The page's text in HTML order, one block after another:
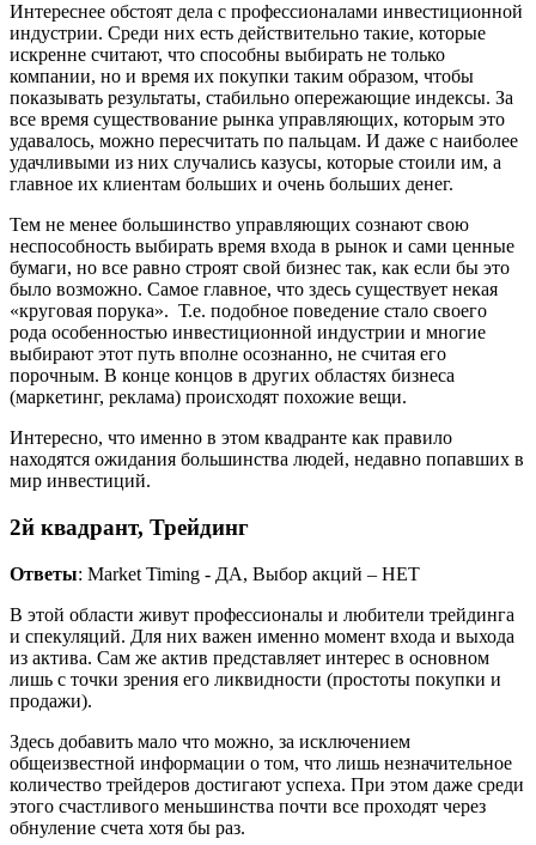
Интереснее обстоят дела с профессионалами инвестиционной
индустрии. Среди них есть действительно такие, которые
искренне считают, что способны выбирать не только
компании, но и время их покупки таким образом, чтобы
показывать результаты, стабильно опережающие индексы. За
все время существование рынка управляющих, которым это
удавалось, можно пересчитать по пальцам. И даже с наиболее
удачливыми из них случались казусы, которые стоили им, а
главное их клиентам больших и очень больших денег.
Тем не менее большинство управляющих сознают свою
неспособность выбирать время входа в рынок и сами ценные
бумаги, но все равно строят свой бизнес так, как если бы это
было возможно. Самое главное, что здесь существует некая
«круговая порука». Т.е. подобное поведение стало своего
рода особенностью инвестиционной индустрии и многие
выбирают этот путь вполне осознанно, не считая его
порочным. В конце концов в других областях бизнеса
(маркетинг, реклама) происходят похожие вещи.
Интересно, что именно в этом квадранте как правило
находятся ожидания большинства людей, недавно попавших в
мир инвестиций.
2й квадрант, Трейдинг
Ответы: Market Timing - ДА, Выбор акций – НЕТ
В этой области живут профессионалы и любители трейдинга
и спекуляций. Для них важен именно момент входа и выхода
из актива. Сам же актив представляет интерес в основном
лишь с точки зрения его ликвидности (простоты покупки и
продажи).
Здесь добавить мало что можно, за исключением
общеизвестной информации о том, что лишь незначительное
количество трейдеров достигают успеха. При этом даже среди
этого счастливого меньшинства почти все проходят через
обнуление счета хотя бы раз.